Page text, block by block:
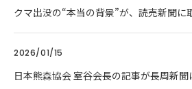
クマ出没の“本当の背景”が、読売新聞に
2026/01/15
日本熊森協会 室谷会長の記事が長周新